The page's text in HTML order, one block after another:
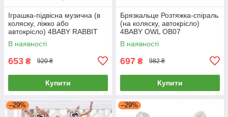
Іграшка-підвісна музична (в
коляску, ліжко або
автокрісло) 4BABY RABBIT
R01
В наявності
653 ₴ 920 ₴
Купити
Брязкальце Розтяжка-спіраль
(на коляску, автокрісло)
4BABY OWL OB07
В наявності
697 ₴ 982 ₴
Купити
–29% –29%